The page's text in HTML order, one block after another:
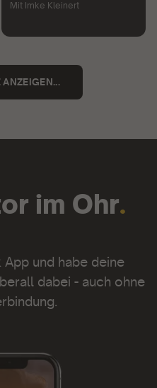
Mit Imke Kleinert
ANZEIGEN...
im Ohr.
und habe deine
dabei - auch ohne